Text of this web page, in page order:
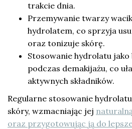
trakcie dnia.
Przemywanie twarzy
hydrolatem, co sprzyja
oraz tonizuje skórę.
Stosowanie hydrolatu jako
podczas demakijażu, co
aktywnych składników.
Regularne stosowanie
skóry, wzmacniając jej
oraz przygotowując ją do